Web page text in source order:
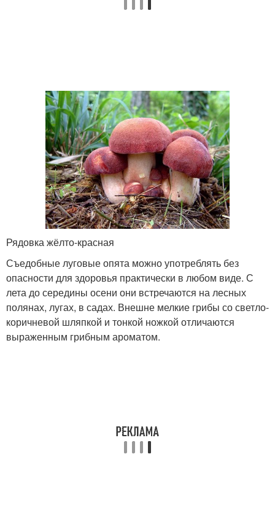
Рядовка жёлто-красная
Съедобные луговые опята можно употреблять без
опасности для здоровья практически в любом виде. С
лета до середины осени они встречаются на лесных
полянах, лугах, в садах. Внешне мелкие грибы со светло-
коричневой шляпкой и тонкой ножкой отличаются
выраженным грибным ароматом.